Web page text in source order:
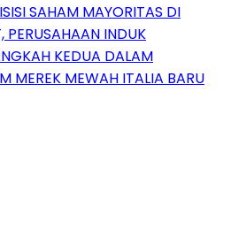
SAHAM MAYORITAS DI
PERUSAHAAN INDUK
KEDUA DALAM
MEREK MEWAH ITALIA BARU